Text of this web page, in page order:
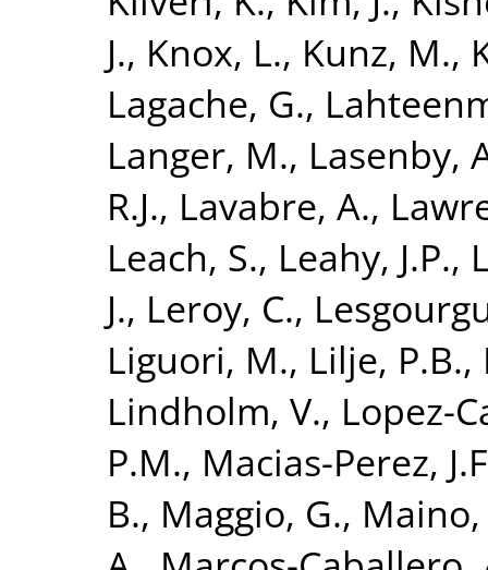
J., Knox, L., Kunz, M.,
Lagache, G.,
Langer, M., Lasenby,
R.J., Lavabre, A.,
Leach, S., Leahy, J.P.,
J., Leroy, C.,
Liguori, M., Lilje, P.B.,
Lindholm, V., Lopez-
P.M., Macias-Perez,
B., Maggio, G.,